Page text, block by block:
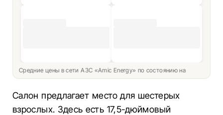
Средние цены в сети АЗС «Amic Energy» по состоянию на
Салон предлагает место для шестерых
взрослых. Здесь есть 17,5-дюймовый